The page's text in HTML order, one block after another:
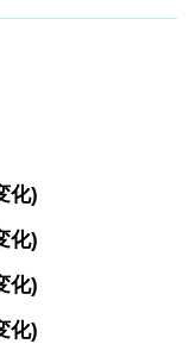
化)
化)
化)
化)